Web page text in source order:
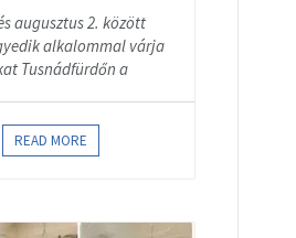
augusztus 2. között
alkalommal várja
Tusnádfürdőn a
READ MORE